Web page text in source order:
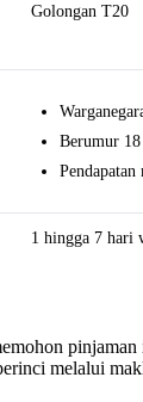
Golongan T20
Berumur
1 hingga 7 hari
melalui